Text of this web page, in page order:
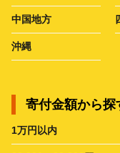
中国地方
沖縄
寄付金額から探
1万円以内